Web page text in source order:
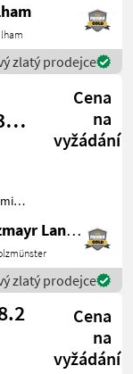
A
zlatý prodejce
Cena
na
vyžádání
-
Schwarzmayr Landtechnik GmbH - Aurolzmünster
zlatý prodejce
Cena
na
vyžádání